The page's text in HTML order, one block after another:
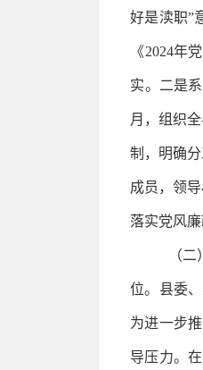
好是渎职”
《2024年
实。二是
月，组织
制，明确
成员，领
落实党风
（
位。县委
为进一步
导压力。